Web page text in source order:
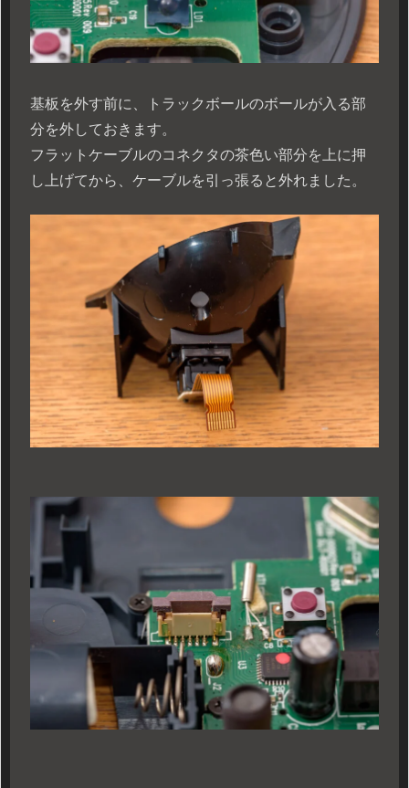
基板を外す前に、トラックボールのボールが入る部
分を外しておきます。
フラットケーブルのコネクタの茶色い部分を上に押
し上げてから、ケーブルを引っ張ると外れました。